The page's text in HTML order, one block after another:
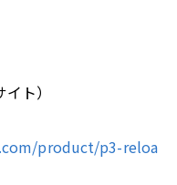
ト）
product/p3-reloa